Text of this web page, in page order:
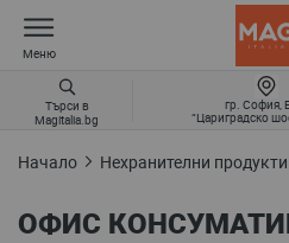
Меню
Търси в
Magitalia.bg
гр. София,
“Цариградско
Начало Нехранителни продукти
ОФИС